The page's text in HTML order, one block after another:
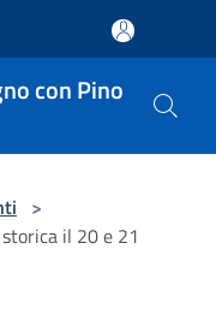
con Pino
>
il 20 e 21